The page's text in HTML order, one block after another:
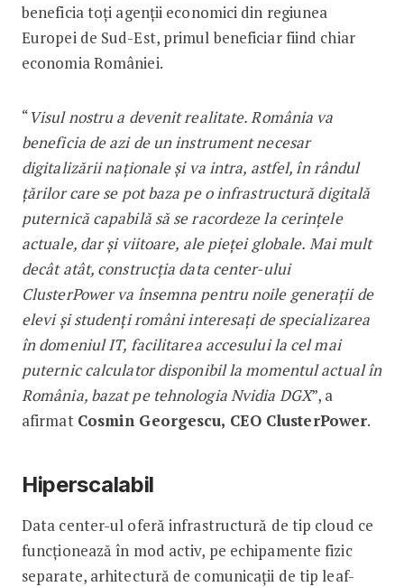
beneficia toți agenții economici din regiunea
Europei de Sud-Est, primul beneficiar fiind chiar
economia României.
“Visul nostru a devenit realitate. România va
beneficia de azi de un instrument necesar
digitalizării naționale și va intra, astfel, în rândul
țărilor care se pot baza pe o infrastructură digitală
puternică capabilă să se racordeze la cerințele
actuale, dar și viitoare, ale pieței globale. Mai mult
decât atât, construcția data center-ului
ClusterPower va însemna pentru noile generații de
elevi și studenți români interesați de specializarea
în domeniul IT, facilitarea accesului la cel mai
puternic calculator disponibil la momentul actual în
România, bazat pe tehnologia Nvidia DGX”, a
afirmat Cosmin Georgescu, CEO ClusterPower.
Hiperscalabil
Data center-ul oferă infrastructură de tip cloud ce
funcționează în mod activ, pe echipamente fizic
separate, arhitectură de comunicații de tip leaf-